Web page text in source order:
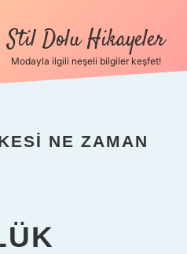
Stil Dolu Hikayeler
Modayla ilgili neşeli bilgiler keşfet!
NE ZAMAN